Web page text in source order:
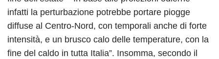
infatti la perturbazione potrebbe portare piogge
diffuse al Centro-Nord, con temporali anche di forte
intensità, e un brusco calo delle temperature, con la
fine del caldo in tutta Italia”. Insomma, secondo il